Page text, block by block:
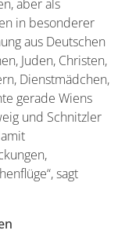
aber als
in besonderer
aus Deutschen
Juden, Christen,
Dienstmädchen,
gerade Wiens
und Schnitzler
sagt